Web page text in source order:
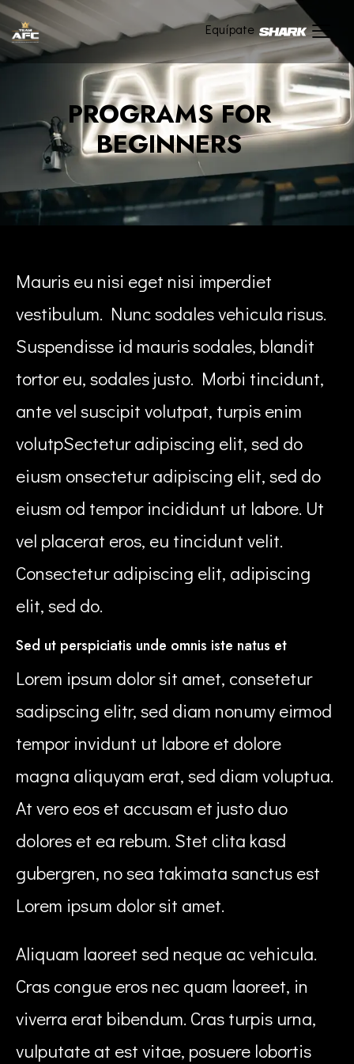
PROGRAMS FOR
BEGINNERS
Equípate
Mauris eu nisi eget nisi imperdiet
vestibulum. Nunc sodales vehicula risus.
Suspendisse id mauris sodales, blandit
tortor eu, sodales justo. Morbi tincidunt,
ante vel suscipit volutpat, turpis enim
volutpSectetur adipiscing elit, sed do
eiusm onsectetur adipiscing elit, sed do
eiusm od tempor incididunt ut labore. Ut
vel placerat eros, eu tincidunt velit.
Consectetur adipiscing elit, adipiscing
elit, sed do.
Sed ut perspiciatis unde omnis iste natus et
Lorem ipsum dolor sit amet, consetetur
sadipscing elitr, sed diam nonumy eirmod
tempor invidunt ut labore et dolore
magna aliquyam erat, sed diam voluptua.
At vero eos et accusam et justo duo
dolores et ea rebum. Stet clita kasd
gubergren, no sea takimata sanctus est
Lorem ipsum dolor sit amet.
Aliquam laoreet sed neque ac vehicula.
Cras congue eros nec quam laoreet, in
viverra erat bibendum. Cras turpis urna,
vulputate at est vitae, posuere lobortis